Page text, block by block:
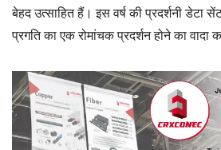
बेहद उत्साहित हैं। इस वर्ष की प्रदर्शनी डेटा
प्रगति का एक रोमांचक प्रदर्शन होने का वादा